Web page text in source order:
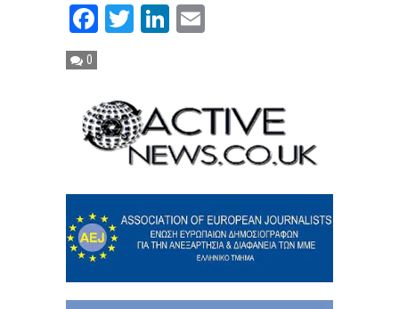
Facebook
TwitterLinkedIn
0